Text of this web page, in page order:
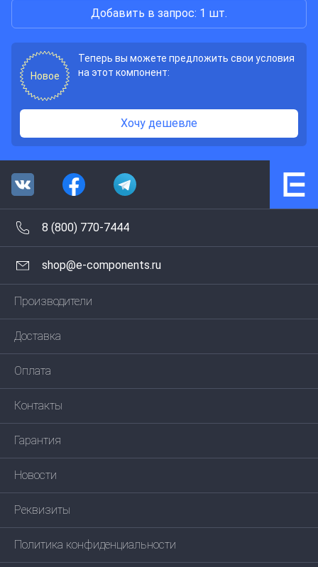
Добавить в запрос: 1 шт.
Новое
Теперь вы можете предложить свои условия
на этот компонент:
Хочу дешевле
8 (800) 770-7444
shop@e-components.ru
Производители
Доставка
Оплата
Контакты
Гарантия
Новости
Реквизиты
Политика конфиденциальности